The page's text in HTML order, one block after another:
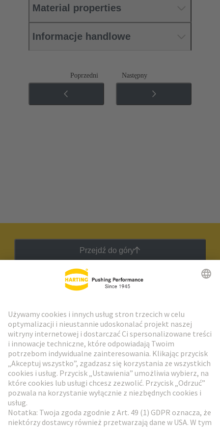
Material properties
Informacje handlowe
Poprzedni Następny
Przejdź do góry
Przejdź do rejestracji
Social Media